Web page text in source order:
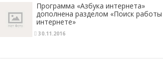
Программа «Азбука интернета»
дополнена разделом «Поиск работы
интернете»
30.11.2016